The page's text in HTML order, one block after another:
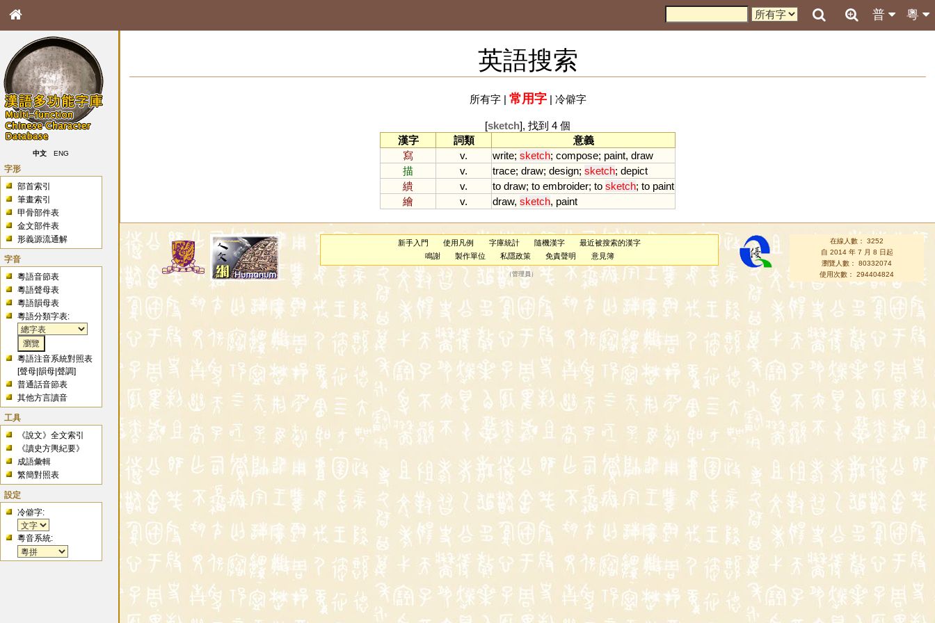
粵
普
中文 ENG
字形
部首索引
筆畫索引
甲骨部件表
金文部件表
形義源流通解
字音
粵語音節表
粵語聲母表
粵語韻母表
粵語分類字表:
粵語注音系統對照表
[聲母 |韻母 |聲調]
普通話音節表
其他方言讀音
工具
《說文》全文索引
《讀史方輿紀要》
成語彙輯
繁簡對照表
設定
冷僻字:
粵音系統:
英語搜索
所有字| 常用字| 冷僻字
[sketch], 找到 4 個
漢字
詞類
意義
寫
v. write; sketch; compose; paint, draw
描
v. trace; draw; design; sketch; depict
繢
v. to draw; to embroider; to sketch; to paint
繪
v. draw, sketch, paint
新手入門 使用凡例 字庫統計 隨機漢字
最近被搜索的漢字
鳴謝
製作單位 私隱政策 免責聲明 意見簿
（管理員 ）
在線人數： 3252
自 2014 年 7 月 8 日起
瀏覽人數： 80332074
使用次數： 294404824